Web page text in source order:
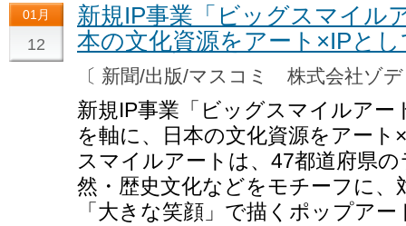
01月
12
新規IP事業「ビッグスマイル
本の文化資源をアート×IPと
〔 新聞/出版/マスコミ 株式会社ゾ
新規IP事業「ビッグスマイルア
を軸に、日本の文化資源をアー
スマイルアートは、47都道府県
然・歴史文化などをモチーフに
「大きな笑顔」で描くポップアー